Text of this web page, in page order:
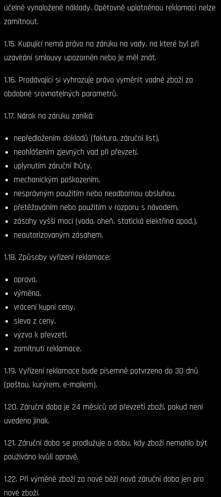
účelně vynaložené náklady. Opětovně uplatněnou reklamaci nelze
zamítnout.
1.15. Kupující nemá právo na záruku na vady, na které byl při
uzavírání smlouvy upozorněn nebo je měl znát.
1.16. Prodávající si vyhrazuje právo vyměnit vadné zboží za
obdobné srovnatelných parametrů.
1.17. Nárok na záruku zaniká:
nepředložením dokladů (faktura, záruční list),
neohlášením zjevných vad při převzetí,
uplynutím záruční lhůty,
mechanickým poškozením,
nesprávným použitím nebo neodbornou obsluhou,
přetěžováním nebo použitím v rozporu s návodem,
zásahy vyšší moci (voda, oheň, statická elektřina apod.),
neautorizovaným zásahem.
1.18. Způsoby vyřízení reklamace:
oprava,
výměna,
vrácení kupní ceny,
sleva z ceny,
výzva k převzetí,
zamítnutí reklamace.
1.19. Vyřízení reklamace bude písemně potvrzeno do 30 dnů
(poštou, kurýrem, e-mailem).
1.20. Záruční doba je 24 měsíců od převzetí zboží, pokud není
uvedeno jinak.
1.21. Záruční doba se prodlužuje o dobu, kdy zboží nemohlo být
používáno kvůli opravě.
1.22. Při výměně zboží za nové běží nová záruční doba jen pro
nové zboží.